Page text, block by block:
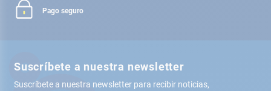
Pago seguro
Suscríbete a nuestra newsletter
Suscríbete a nuestra newsletter para recibir noticias,